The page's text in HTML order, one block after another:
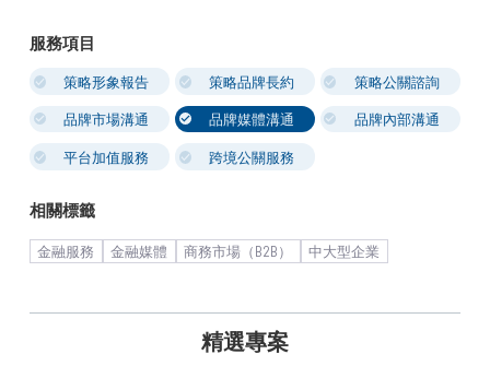
服務項目
策略形象報告 策略品牌長約 策略公關諮詢
品牌市場溝通 品牌媒體溝通 品牌內部溝通
平台加值服務 跨境公關服務
相關標籤
金融服務 金融媒體 商務市場（B2B） 中大型企業
精選專案